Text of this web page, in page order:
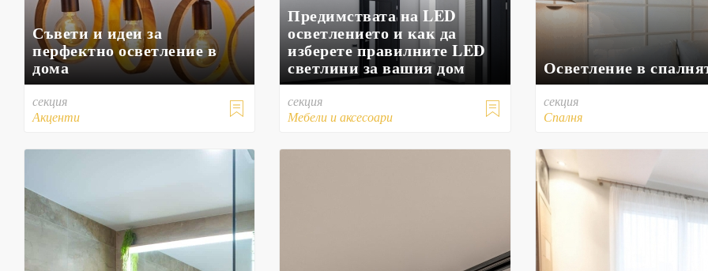
Съвети и идеи за
перфектно осветление в
дома

секция
Акценти
Предимствата на LED
осветлението и как да
изберете правилните LED
светлини за вашия дом

секция
Мебели и аксесоари
Осветление в
секция
Спалня